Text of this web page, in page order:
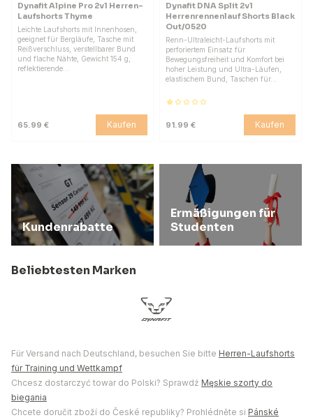
Dynafit Alpine Pro 2v1 Herren-
Laufshorts Thyme
Leichte Laufshorts mit Innenhosen,
geeignet für Bergläufe, Tasche mit
Reißverschluss, verstellbarer Bund
und flache Nähte, Gewicht 154 g,
reflektierende…
65.99 € Kaufen
Dynafit DNA Split 2v1
Herrenrennenlauf Shorts Black
Out/0520
Renn-Ultraleicht-Laufshorts mit
perforiertem Einsatz für
Bewegungsfreiheit und Komfort bei
hoher Leistung und Ultra-Läufen,
elastischem Bund, Taschen für…
91.99 € Kaufen
Kundenrabatte
Ermäßigungen für
Studenten
Beliebtesten Marken
Für Versand nach Deutschland, besuchen Sie bitte Herren-Laufshorts
für Training und Wettkampf
Chcesz dostarczyć towar do Polski? Sprawdź Męskie szorty do
biegania
Chcete doručit zboží do České republiky? Prohlédněte si Pánské